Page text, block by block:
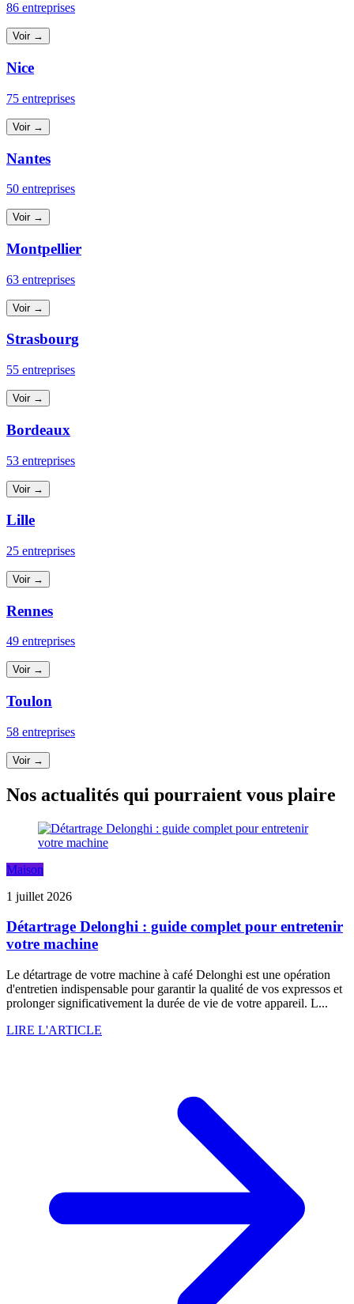
86 entreprises
Voir →
Nice
75 entreprises
Voir →
Nantes
50 entreprises
Voir →
Montpellier
63 entreprises
Voir →
Strasbourg
55 entreprises
Voir →
Bordeaux
53 entreprises
Voir →
Lille
25 entreprises
Voir →
Rennes
49 entreprises
Voir →
Toulon
58 entreprises
Voir →
Nos actualités qui pourraient vous plaire
Maison
1 juillet 2026
Détartrage Delonghi : guide complet pour entretenir
votre machine
Le détartrage de votre machine à café Delonghi est une opération
d'entretien indispensable pour garantir la qualité de vos expressos et
prolonger significativement la durée de vie de votre appareil. L...
LIRE L'ARTICLE